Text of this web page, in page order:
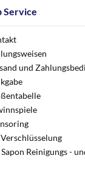
Service
und
Verschlüsselung
Reinigungs -